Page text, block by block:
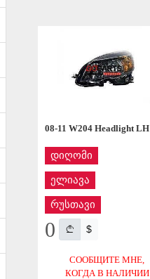
08-11 W204 Headlight LH
დიღომი
ელიავა
რუსთავი
0 $
СООБЩИТЕ МНЕ,
КОГДА В НАЛИЧИИ